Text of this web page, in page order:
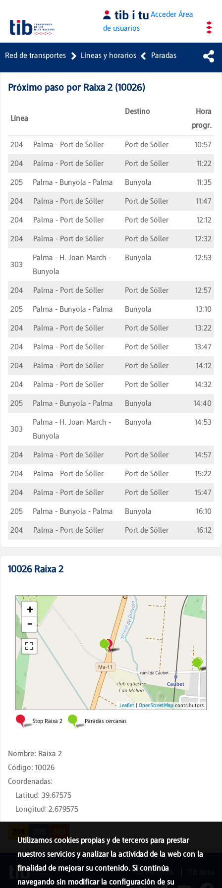
Saltar al contenido principal AccederÁrea
de usuarios
Red de transportes Líneas y horarios Paradas
Próximo paso por Raixa 2 (10026)
Línea
Destino
Hora
progr.
204 Palma - Port de Sóller Port de Sóller
10:57
204
Palma - Port de Sóller Port de Sóller
11:22
205
Palma - Bunyola - Palma Bunyola
11:35
204
Palma - Port de Sóller Port de Sóller
11:47
204
Palma - Port de Sóller Port de Sóller
12:12
204
Palma - Port de Sóller Port de Sóller 12:32
303
Palma - H. Joan March -
Bunyola
Bunyola 12:53
204 Palma - Port de Sóller Port de Sóller
12:57
205
Palma - Bunyola - Palma Bunyola
13:10
204
Palma - Port de Sóller Port de Sóller
13:22
204
Palma - Port de Sóller Port de Sóller
13:47
204
Palma - Port de Sóller Port de Sóller
14:12
204
Palma - Port de Sóller Port de Sóller
14:32
205
Palma - Bunyola - Palma Bunyola 14:40
303
Palma - H. Joan March -
Bunyola
Bunyola 14:53
204 Palma - Port de Sóller Port de Sóller
14:57
204
Palma - Port de Sóller Port de Sóller
15:22
204
Palma - Port de Sóller Port de Sóller
15:47
205
Palma - Bunyola - Palma Bunyola
16:10
204
Palma - Port de Sóller Port de Sóller 16:12
10026 Raixa 2
Nombre: Raixa 2
Código: 10026
Coordenadas:
Latitud: 39.67575
Longitud: 2.679575
Utilizamos cookies propias y de terceros para prestar
nuestros servicios y analizar la actividad de la web con la
finalidad de mejorar su contenido. Si continúa
navegando sin modificar la configuración de su
TIB Menorca